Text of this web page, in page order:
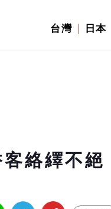
台灣 日本
絡繹不絕